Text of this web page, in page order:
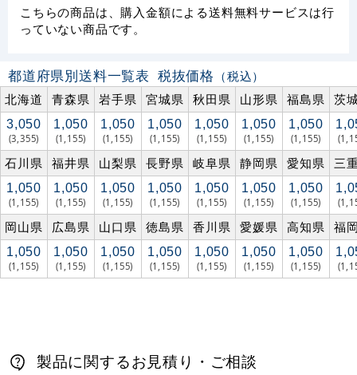
こちらの商品は、購入金額による送料無料サービスは行
っていない商品です。
都道府県別送料一覧表 税抜価格 （税込）
北海道
青森県 岩手県 宮城県 秋田県 山形県 福島県 茨
3,050
(3,355)
1,050
(1,155)
1,050
(1,155)
1,050
(1,155)
1,050
(1,155)
1,050
(1,155)
1,050
(1,155)
石川県 福井県 山梨県 長野県 岐阜県 静岡県 愛知県 三
1,050
(1,155)
1,050
(1,155)
1,050
(1,155)
1,050
(1,155)
1,050
(1,155)
1,050
(1,155)
1,050
(1,155)
岡山県 広島県 山口県 徳島県 香川県 愛媛県 高知県 福
1,050
(1,155)
1,050
(1,155)
1,050
(1,155)
1,050
(1,155)
1,050
(1,155)
1,050
(1,155)
1,050
(1,155)
製品に関するお見積り・ご相談